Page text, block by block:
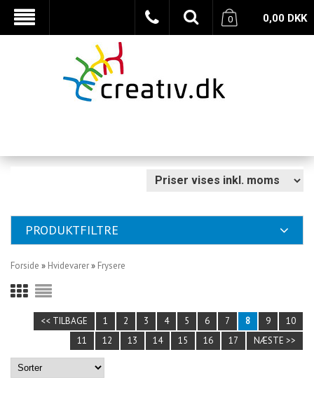
0,00 DKK
0
PRODUKTFILTRE
Forside » Hvidevarer» Frysere
<< TILBAGE 1 2 3 4 5 6 7 8 9
10
11
12 13 14 15 16 17 NÆSTE >>